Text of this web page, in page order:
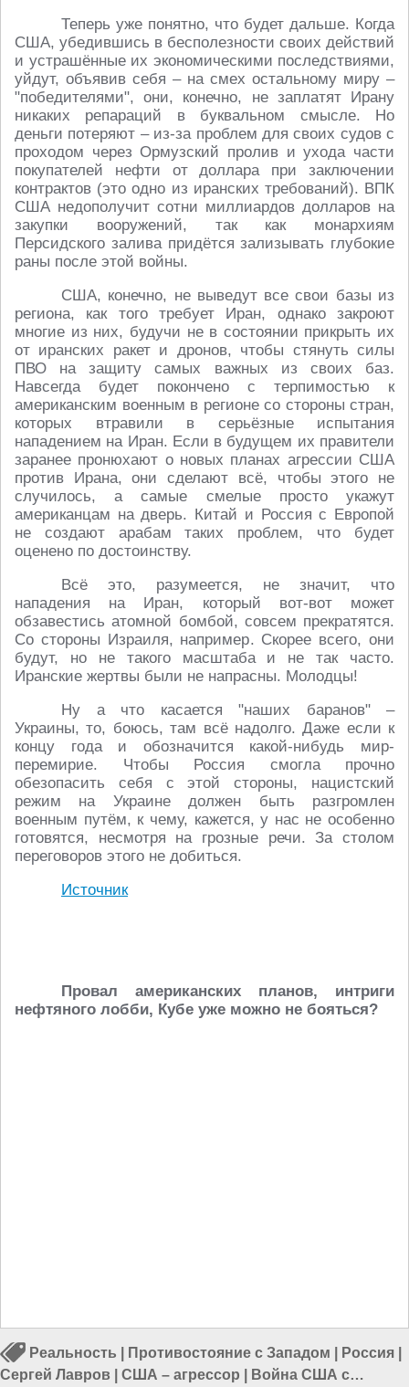
Теперь уже понятно, что будет дальше. Когда
США, убедившись в бесполезности своих действий
и устрашённые их экономическими последствиями,
уйдут, объявив себя – на смех остальному миру –
"победителями", они, конечно, не заплатят Ирану
никаких репараций в буквальном смысле. Но
деньги потеряют – из-за проблем для своих судов с
проходом через Ормузский пролив и ухода части
покупателей нефти от доллара при заключении
контрактов (это одно из иранских требований). ВПК
США недополучит сотни миллиардов долларов на
закупки вооружений, так как монархиям
Персидского залива придётся зализывать глубокие
раны после этой войны.
США, конечно, не выведут все свои базы из
региона, как того требует Иран, однако закроют
многие из них, будучи не в состоянии прикрыть их
от иранских ракет и дронов, чтобы стянуть силы
ПВО на защиту самых важных из своих баз.
Навсегда будет покончено с терпимостью к
американским военным в регионе со стороны стран,
которых втравили в серьёзные испытания
нападением на Иран. Если в будущем их правители
заранее пронюхают о новых планах агрессии США
против Ирана, они сделают всё, чтобы этого не
случилось, а самые смелые просто укажут
американцам на дверь. Китай и Россия с Европой
не создают арабам таких проблем, что будет
оценено по достоинству.
Всё это, разумеется, не значит, что
нападения на Иран, который вот-вот может
обзавестись атомной бомбой, совсем прекратятся.
Со стороны Израиля, например. Скорее всего, они
будут, но не такого масштаба и не так часто.
Иранские жертвы были не напрасны. Молодцы!
Ну а что касается "наших баранов" –
Украины, то, боюсь, там всё надолго. Даже если к
концу года и обозначится какой-нибудь мир-
перемирие. Чтобы Россия смогла прочно
обезопасить себя с этой стороны, нацистский
режим на Украине должен быть разгромлен
военным путём, к чему, кажется, у нас не особенно
готовятся, несмотря на грозные речи. За столом
переговоров этого не добиться.
Источник
Провал американских планов, интриги
нефтяного лобби, Кубе уже можно не бояться?
Реальность Противостояние с Западом Россия
Сергей Лавров
США – агрессор Война США с